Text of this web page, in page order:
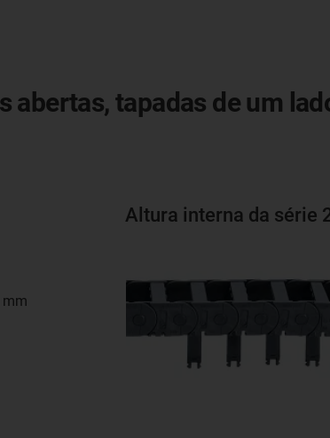
tapadas de um
mm
Altura interna da série